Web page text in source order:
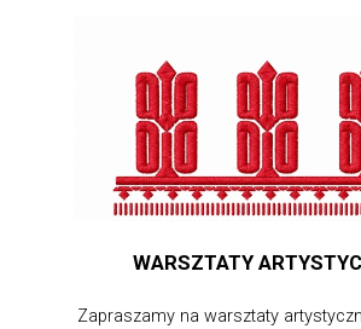
WARSZTATY
Zapraszamy na warsztaty